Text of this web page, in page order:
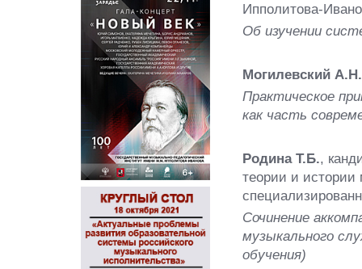
Ипполитова-
Об изучении
Могилевский
Практическое
как часть
Родина Т.Б.,
теории и истории
Сочинение
музыкального
обучения)